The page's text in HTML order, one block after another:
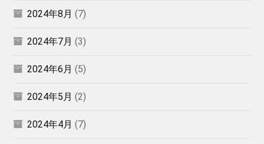
2024年8月 (7)
2024年7月 (3)
2024年6月 (5)
2024年5月 (2)
2024年4月 (7)